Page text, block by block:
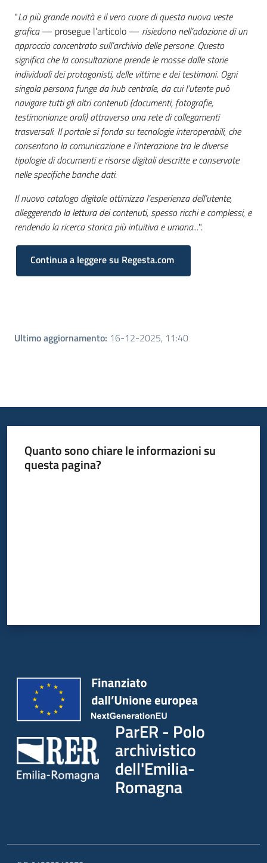
"La più grande novità e il vero cuore di questa nuova veste
grafica— prosegue l’articolo — risiedono nell’adozione di un
approccio concentrato sull’archivio delle persone. Questo
significa che la consultazione prende le mosse dalle storie
individuali dei protagonisti, delle vittime e dei testimoni. Ogni
singola persona funge da hub centrale, da cui l’utente può
navigare tutti gli altri contenuti (documenti, fotografie,
testimonianze orali) attraverso una rete di collegamenti
trasversali. Il portale si fonda su tecnologie interoperabili, che
consentono la comunicazione e l’interazione tra le diverse
tipologie di documenti e risorse digitali descritte e conservate
nelle specifiche banche dati.
Il nuovo catalogo digitale ottimizza l’esperienza dell’utente,
alleggerendo la lettura dei contenuti, spesso ricchi e complessi, e
rendendo la ricerca storica più intuitiva e umana...".
Continua a leggere su Regesta.com
Ultimo aggiornamento: 16-12-2025, 11:40
Quanto sono chiare le informazioni su
questa pagina?
ParER - Polo
archivistico
dell'Emilia-
Romagna